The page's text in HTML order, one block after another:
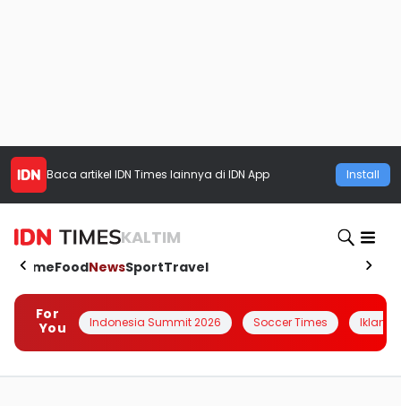
Baca artikel IDN Times lainnya di IDN App Install
KALTIM
HomeFoodNewsSportTravel
For
You
Indonesia Summit 2026 Soccer Times Iklanin